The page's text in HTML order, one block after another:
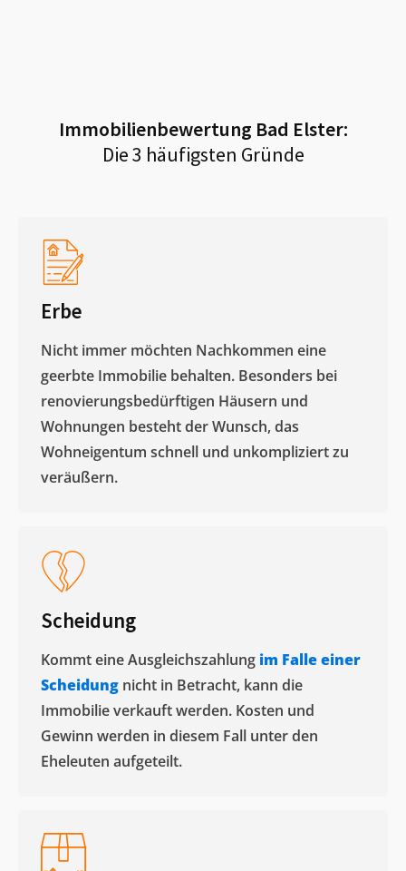
Immobilienbewertung Bad Elster:
Die 3 häufigsten Gründe
Erbe
Nicht immer möchten Nachkommen eine
geerbte Immobilie behalten. Besonders bei
renovierungsbedürftigen Häusern und
Wohnungen besteht der Wunsch, das
Wohneigentum schnell und unkompliziert zu
veräußern. ​
Scheidung
Kommt eine Ausgleichszahlung im Falle einer
Scheidung nicht in Betracht, kann die
Immobilie verkauft werden. Kosten und
Gewinn werden in diesem Fall unter den
Eheleuten aufgeteilt.​